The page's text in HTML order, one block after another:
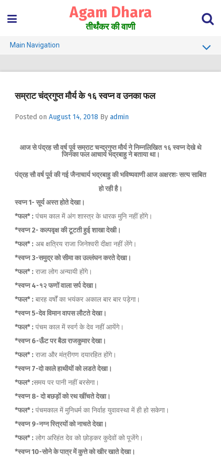
content
Agam Dhara
तीर्थंकर की वाणी
Main Navigation
Jain Darshan Dictionary
सम्राट चंद्रगुप्त मौर्य के १६ स्वप्न व उनका फल
Posted on August 14, 2018 By admin
आज से पंद्रह सौ वर्ष पूर्व सम्राट चन्द्रगुप्त मौर्य ने निम्नलिखित १६ स्वप्न देखे थे
जिनका फल आचार्य भद्रबाहु ने बताया था।
पंद्रह सौ वर्ष पूर्व की गई जैनाचार्य भद्रबाहु की भविष्यवाणी आज अक्षरशः सत्य साबित
हो रही है।
स्वप्न 1- सूर्य अस्त होते देखा।
*फल* : पंचम काल में अंग शास्त्र के धारक मुनि नहीं होंगे।
*स्वप्न 2- कल्पवृक्ष की टूटती हुई शाखा देखी।
*फल* : अब क्षत्रिय राजा जिनेश्वरी दीक्षा नहीं लेंगे।
*स्वप्न 3-समुद्र को सीमा का उल्लंघन करते देखा।
*फल* : राजा लोग अन्यायी होंगे।
*स्वप्न 4-१२ फणों वाला सर्प देखा।
*फल* : बारह वर्षों का भयंकर अकाल बार बार पड़ेगा।
*स्वप्न 5-देव विमान वापस लौटते देखा।
*फल* : पंचम काल में स्वर्ग के देव नहीं आयेंगे।
*स्वप्न 6-ऊँट पर बैठा राजकुमार देखा।
*फल* : राजा और मंत्रीगण दयारहित होंगे।
*स्वप्न 7-दो काले हाथीयों को लडते देखा।
*फल* :समय पर पानी नहीं बरसेगा।
*स्वप्न 8- दो बछड़ों को रथ खींचते देखा।
*फल* : पंचमकाल में मुनिधर्म का निर्वाह युवावस्था में ही हो सकेगा।
*स्वप्न 9-नग्न स्त्रियों को नाचते देखा।
*फल* : लोग अरिहंत देव को छोड़कर कुदेवों को पूजेंगे।
*स्वप्न 10-सोने के पात्र में कुत्ते को खीर खाते देखा।